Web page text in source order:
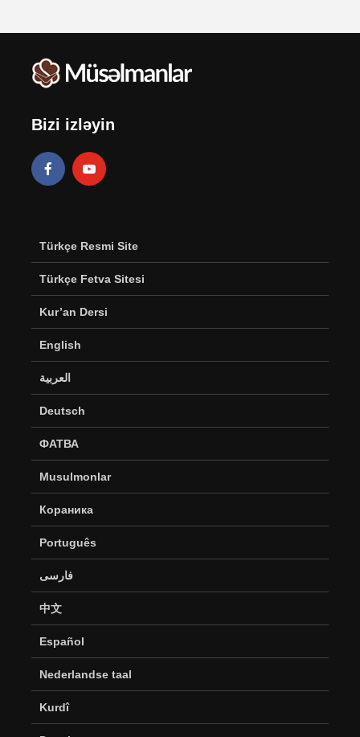
Bizi izləyin
Türkçe Resmi Site
Türkçe Fetva Sitesi
Kur’an Dersi
English
العربية
Deutsch
ФАТВА
Musulmonlar
Кораника
Português
فارسی
中文
Español
Nederlandse taal
Kurdî